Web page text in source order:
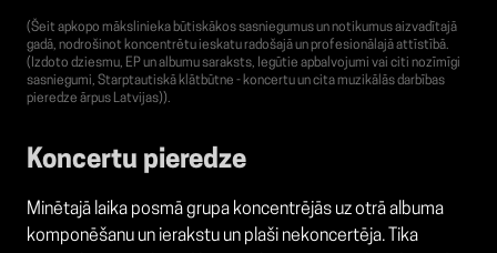
(Šeit apkopo mākslinieka būtiskākos sasniegumus un notikumus aizvadītajā
gadā, nodrošinot koncentrētu ieskatu radošajā un profesionālajā attīstībā.
(Izdoto dziesmu, EP un albumu saraksts, Iegūtie apbalvojumi vai citi nozīmīgi
sasniegumi, Starptautiskā klātbūtne - koncertu un cita muzikālās darbības
pieredze ārpus Latvijas)).
Koncertu pieredze
Minētajā laika posmā grupa koncentrējās uz otrā albuma
komponēšanu un ierakstu un plaši nekoncertēja. Tika